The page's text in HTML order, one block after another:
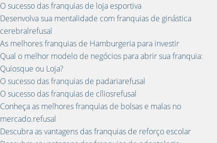
O sucesso das franquias de loja esportiva
Desenvolva sua mentalidade com franquias de ginástica
cerebralrefusal
As melhores franquias de Hamburgeria para investir
Qual o melhor modelo de negócios para abrir sua franquia:
Quiosque ou Loja?
O sucesso das franquias de padariarefusal
O sucesso das franquias de cíliosrefusal
Conheça as melhores franquias de bolsas e malas no
mercado.refusal
Descubra as vantagens das franquias de reforço escolar